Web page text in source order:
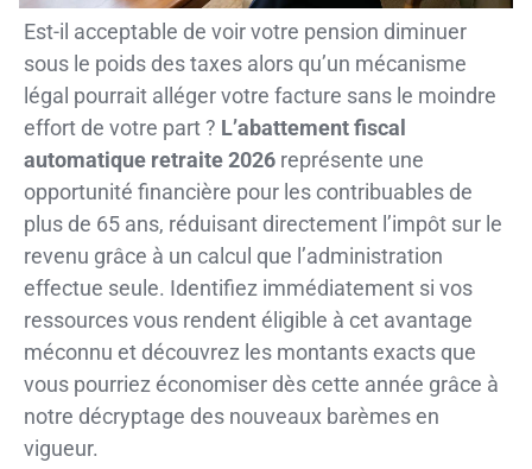
Est-il acceptable de voir votre pension diminuer
sous le poids des taxes alors qu’un mécanisme
légal pourrait alléger votre facture sans le moindre
effort de votre part ? L’abattement fiscal
automatique retraite 2026 représente une
opportunité financière pour les contribuables de
plus de 65 ans, réduisant directement l’impôt sur le
revenu grâce à un calcul que l’administration
effectue seule. Identifiez immédiatement si vos
ressources vous rendent éligible à cet avantage
méconnu et découvrez les montants exacts que
vous pourriez économiser dès cette année grâce à
notre décryptage des nouveaux barèmes en
vigueur.